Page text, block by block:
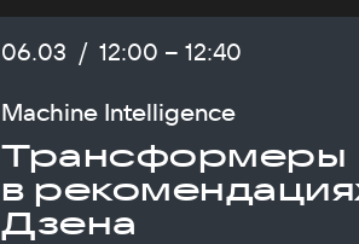
Дата:
06.03 / Начало:
12:00 – Конец:
12:40
Machine Intelligence
Трансформеры
в
Дзена